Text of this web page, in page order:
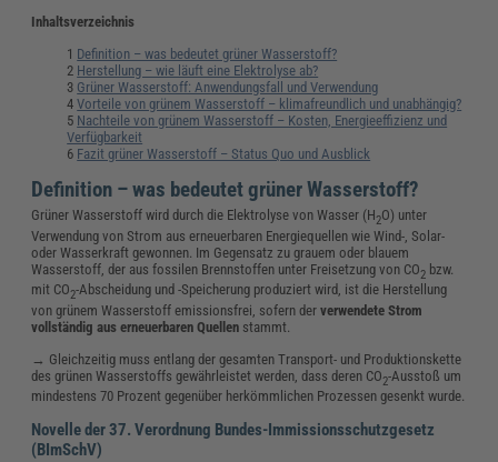
Inhaltsverzeichnis
Definition – was bedeutet grüner Wasserstoff?
Herstellung – wie läuft eine Elektrolyse ab?
Grüner Wasserstoff: Anwendungsfall und Verwendung
Vorteile von grünem Wasserstoff – klimafreundlich und unabhängig?
Nachteile von grünem Wasserstoff – Kosten, Energieeffizienz und
Verfügbarkeit
Fazit grüner Wasserstoff – Status Quo und Ausblick
Definition – was bedeutet grüner Wasserstoff?
Grüner Wasserstoff wird durch die Elektrolyse von Wasser (H2O) unter
Verwendung von Strom aus erneuerbaren Energiequellen wie Wind-, Solar-
oder Wasserkraft gewonnen. Im Gegensatz zu grauem oder blauem
Wasserstoff, der aus fossilen Brennstoffen unter Freisetzung von CO2 bzw.
mit CO2-Abscheidung und -Speicherung produziert wird, ist die Herstellung
von grünem Wasserstoff emissionsfrei, sofern derverwendete Strom
vollständig aus erneuerbaren Quellen stammt.
→ Gleichzeitig muss entlang der gesamten Transport- und Produktionskette
des grünen Wasserstoffs gewährleistet werden, dass deren CO2-Ausstoß um
mindestens 70 Prozent gegenüber herkömmlichen Prozessen gesenkt wurde.
Novelle der 37. Verordnung Bundes-Immissionsschutzgesetz
(BImSchV)